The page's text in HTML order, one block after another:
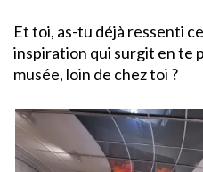
Et toi, as-tu déjà ressenti
inspiration qui surgit en te
musée, loin de chez toi ?